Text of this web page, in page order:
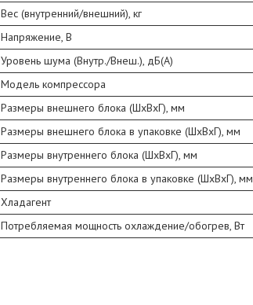
Вес (внутренний/внешний), кг
Напряжение, В
Уровень шума (Внутр./Внеш.), дБ(А)
Модель компрессора
Размеры внешнего блока (ШхВхГ), мм
Размеры внешнего блока в упаковке (ШхВхГ), мм
Размеры внутреннего блока (ШхВхГ), мм
Размеры внутреннего блока в упаковке (ШхВхГ), мм
Хладагент
Потребляемая мощность охлаждение/обогрев, Вт